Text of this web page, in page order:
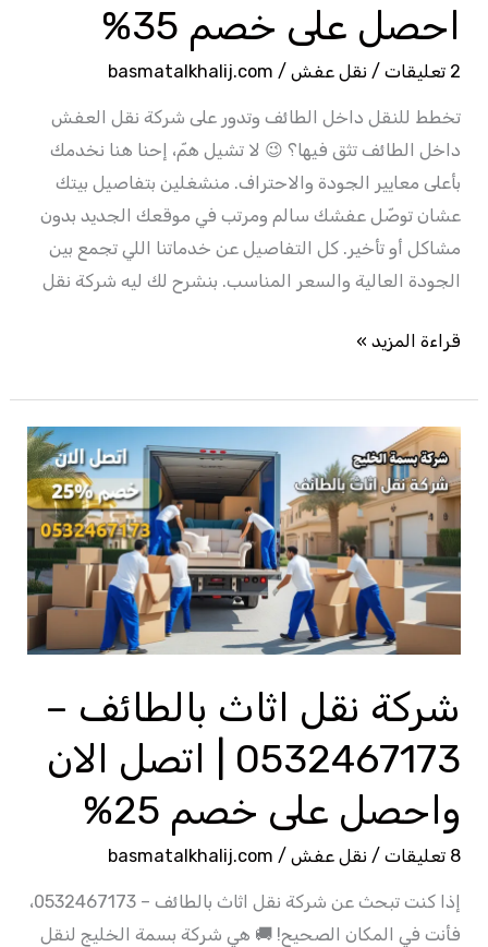
احصل على خصم 35%
2 تعليقات / نقل عفش /
basmatalkhalij.com
تخطط للنقل داخل الطائف وتدور على شركة نقل العفش
داخل الطائف تثق فيها؟ 😉 لا تشيل همّ، إحنا هنا نخدمك
بأعلى معايير الجودة والاحتراف. منشغلين بتفاصيل بيتك
عشان توصّل عفشك سالم ومرتب في موقعك الجديد بدون
مشاكل أو تأخير. كل التفاصيل عن خدماتنا اللي تجمع بين
الجودة العالية والسعر المناسب. بنشرح لك ليه شركة نقل
35%
قراءة المزيد »
شركة نقل اثاث بالطائف –
0532467173 | اتصل الان
واحصل على خصم 25%
8 تعليقات / نقل عفش /
basmatalkhalij.com
إذا كنت تبحث عن شركة نقل اثاث بالطائف – 0532467173،
فأنت في المكان الصحيح! 🚚 هي شركة بسمة الخليج لنقل
شركة
نقل
اثاث
بالطائف
–
0532467173
الان
واحصل
على
خصم
25%